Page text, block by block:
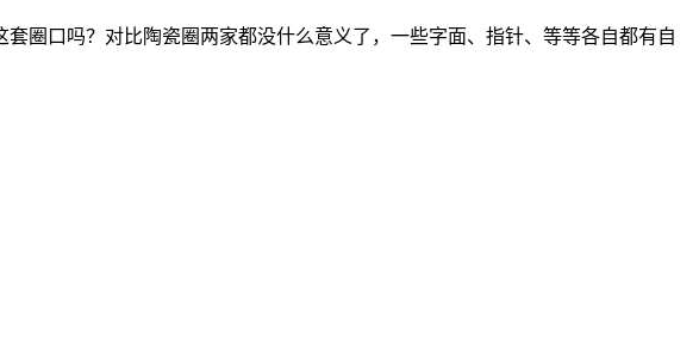
圈口吗？对比陶瓷圈两家都没什么意义了，一些字面、指针、等等各自都有自